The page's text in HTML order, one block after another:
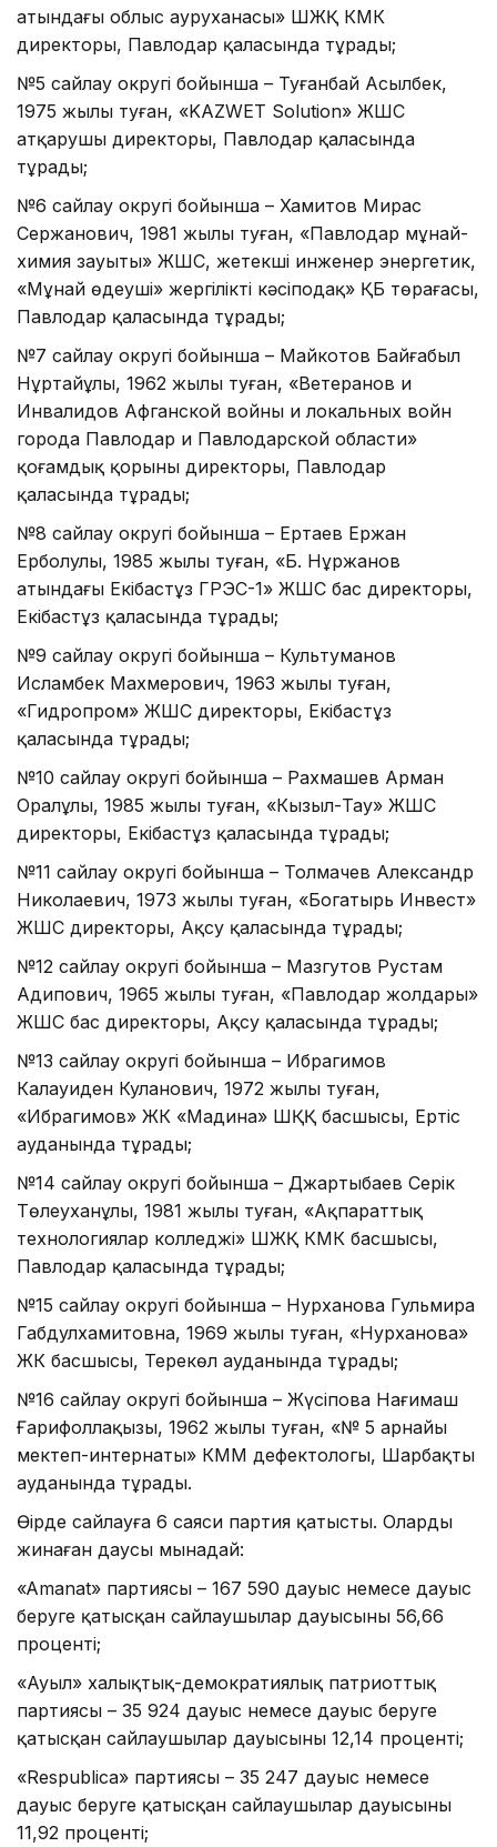
атындағы облыс ауруханасы» ШЖҚ КМК
директоры, Павлодар қаласында тұрады;
№5 сайлау округі бойынша – Туғанбай Асылбек,
1975 жылы туған, «KAZWET Solution» ЖШС
атқарушы директоры, Павлодар қаласында
тұрады;
№6 сайлау округі бойынша – Хамитов Мирас
Сержанович, 1981 жылы туған, «Павлодар мұнай-
химия зауыты» ЖШС, жетекші инженер энергетик,
«Мұнай өңдеуші» жергілікті кәсіподақ» ҚБ төрағасы,
Павлодар қаласында тұрады;
№7 сайлау округі бойынша – Майкотов Байғабыл
Нұртайұлы, 1962 жылы туған, «Ветеранов и
Инвалидов Афганской войны и локальных войн
города Павлодар и Павлодарской области»
қоғамдық қорының директоры, Павлодар
қаласында тұрады;
№8 сайлау округі бойынша – Ертаев Ержан
Ерболулы, 1985 жылы туған, «Б. Нұржанов
атындағы Екібастұз ГРЭС-1» ЖШС бас директоры,
Екібастұз қаласында тұрады;
№9 сайлау округі бойынша – Культуманов
Исламбек Махмерович, 1963 жылы туған,
«Гидропром» ЖШС директоры, Екібастұз
қаласында тұрады;
№10 сайлау округі бойынша – Рахмашев Арман
Оралұлы, 1985 жылы туған, «Кызыл-Тау» ЖШС
директоры, Екібастұз қаласында тұрады;
№11 сайлау округі бойынша – Толмачев Александр
Николаевич, 1973 жылы туған, «Богатырь Инвест»
ЖШС директоры, Ақсу қаласында тұрады;
№12 сайлау округі бойынша – Мазгутов Рустам
Адипович, 1965 жылы туған, «Павлодар жолдары»
ЖШС бас директоры, Ақсу қаласында тұрады;
№13 сайлау округі бойынша – Ибрагимов
Калауиден Куланович, 1972 жылы туған,
«Ибрагимов» ЖК «Мадина» ШҚҚ басшысы, Ертіс
ауданында тұрады;
№14 сайлау округі бойынша – Джартыбаев Серік
Төлеуханұлы, 1981 жылы туған, «Ақпараттық
технологиялар колледжі» ШЖҚ КМК басшысы,
Павлодар қаласында тұрады;
№15 сайлау округі бойынша – Нурханова Гульмира
Габдулхамитовна, 1969 жылы туған, «Нурханова»
ЖК басшысы, Тереңкөл ауданында тұрады;
№16 сайлау округі бойынша – Жүсіпова Нағимаш
Ғарифоллақызы, 1962 жылы туған, «№ 5 арнайы
мектеп-интернаты» КММ дефектологы, Шарбақты
ауданында тұрады.
Өңірде сайлауға 6 саяси партия қатысты. Олардың
жинаған даусы мынадай:
«Amanat» партиясы – 167 590 дауыс немесе дауыс
беруге қатысқан сайлаушылар дауысының 56,66
проценті;
«Ауыл» халықтық-демократиялық патриоттық
партиясы – 35 924 дауыс немесе дауыс беруге
қатысқан сайлаушылар дауысының 12,14 проценті;
«Respublica» партиясы – 35 247 дауыс немесе
дауыс беруге қатысқан сайлаушылар дауысының
11,92 проценті;